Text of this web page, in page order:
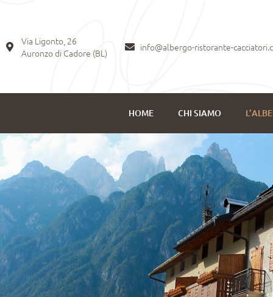
Via Ligonto, 26
Auronzo di Cadore (BL)
info@albergo-ristorante-
HOME CHI SIAMO